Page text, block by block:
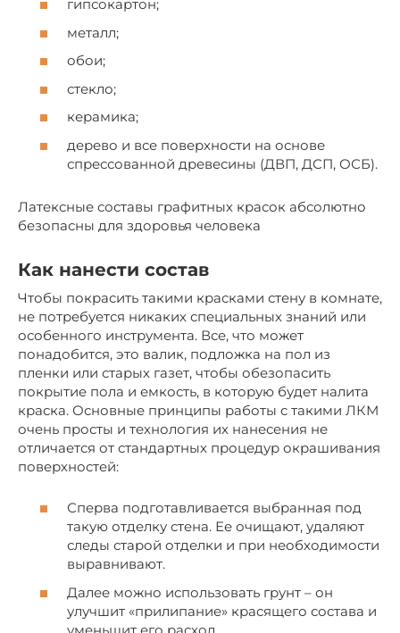
гипсокартон;
металл;
обои;
стекло;
керамика;
дерево и все поверхности на основе
спрессованной древесины (ДВП, ДСП, ОСБ).
Латексные составы графитных красок абсолютно
безопасны для здоровья человека
Как нанести состав
Чтобы покрасить такими красками стену в комнате,
не потребуется никаких специальных знаний или
особенного инструмента. Все, что может
понадобится, это валик, подложка на пол из
пленки или старых газет, чтобы обезопасить
покрытие пола и емкость, в которую будет налита
краска. Основные принципы работы с такими ЛКМ
очень просты и технология их нанесения не
отличается от стандартных процедур окрашивания
поверхностей:
Сперва подготавливается выбранная под
такую отделку стена. Ее очищают, удаляют
следы старой отделки и при необходимости
выравнивают.
Далее можно использовать грунт – он
улучшит «прилипание» красящего состава и